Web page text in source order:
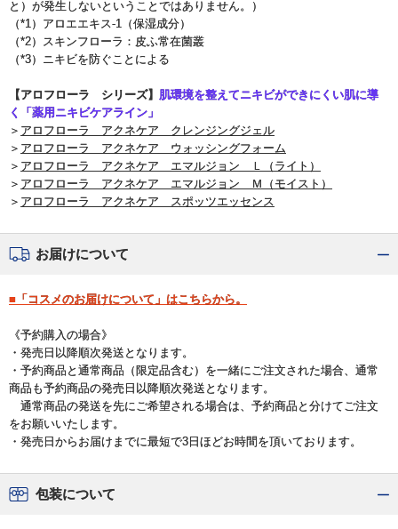
と）が発生しないということではありません。）
（*1）アロエエキス-1（保湿成分）
（*2）スキンフローラ：皮ふ常在菌叢
（*3）ニキビを防ぐことによる
【アロフローラ シリーズ】 肌環境を整えてニキビができにくい肌に導
く「薬用ニキビケアライン」
＞ アロフローラ アクネケア クレンジングジェル
＞ アロフローラ アクネケア ウォッシングフォーム
＞ アロフローラ アクネケア エマルジョン Ｌ（ライト）
＞ アロフローラ アクネケア エマルジョン Ｍ（モイスト）
＞ アロフローラ アクネケア スポッツエッセンス
お届けについて
■「コスメのお届けについて」はこちらから。
《予約購入の場合》
・発売日以降順次発送となります。
・予約商品と通常商品（限定品含む）を一緒にご注文された場合、通常
商品も予約商品の発売日以降順次発送となります。
通常商品の発送を先にご希望される場合は、予約商品と分けてご注文
をお願いいたします。
・発売日からお届けまでに最短で3日ほどお時間を頂いております。
包装について